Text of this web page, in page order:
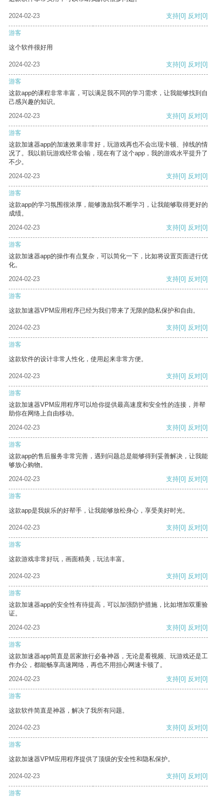
2024-02-23 支持[0] 反对[0]
游客
这个软件很好用
2024-02-23 支持[0] 反对[0]
游客
这款app的课程非常丰富，可以满足我不同的学习需求，让我能够找到自
己感兴趣的知识。
2024-02-23
支持[0] 反对[0]
游客
这款加速器app的加速效果非常好，玩游戏再也不会出现卡顿、掉线的情
况了。我以前玩游戏经常会输，现在有了这个app，我的游戏水平提升了
不少。
2024-02-23
支持[0] 反对[0]
游客
这款app的学习氛围很浓厚，能够激励我不断学习，让我能够取得更好的
成绩。
2024-02-23
支持[0] 反对[0]
游客
这款加速器app的操作有点复杂，可以简化一下，比如将设置页面进行优
化。
2024-02-23
支持[0] 反对[0]
游客
这款加速器VPM应用程序已经为我们带来了无限的隐私保护和自由。
2024-02-23 支持[0] 反对[0]
游客
这款软件的设计非常人性化，使用起来非常方便。
2024-02-23 支持[0] 反对[0]
游客
这款加速器VPM应用程序可以给你提供最高速度和安全性的连接，并帮
助你在网络上自由移动。
2024-02-23
支持[0] 反对[0]
游客
这款app的售后服务非常完善，遇到问题总是能够得到妥善解决，让我能
够放心购物。
2024-02-23
支持[0] 反对[0]
游客
这款app是我娱乐的好帮手，让我能够放松身心，享受美好时光。
2024-02-23 支持[0] 反对[0]
游客
这款游戏非常好玩，画面精美，玩法丰富。
2024-02-23 支持[0] 反对[0]
游客
这款加速器app的安全性有待提高，可以加强防护措施，比如增加双重验
证。
2024-02-23
支持[0] 反对[0]
游客
这款加速器app简直是居家旅行必备神器，无论是看视频、玩游戏还是工
作办公，都能畅享高速网络，再也不用担心网速卡顿了。
2024-02-23
支持[0] 反对[0]
游客
这款软件简直是神器，解决了我所有问题。
2024-02-23 支持[0] 反对[0]
游客
这款加速器VPM应用程序提供了顶级的安全性和隐私保护。
2024-02-23 支持[0] 反对[0]
游客